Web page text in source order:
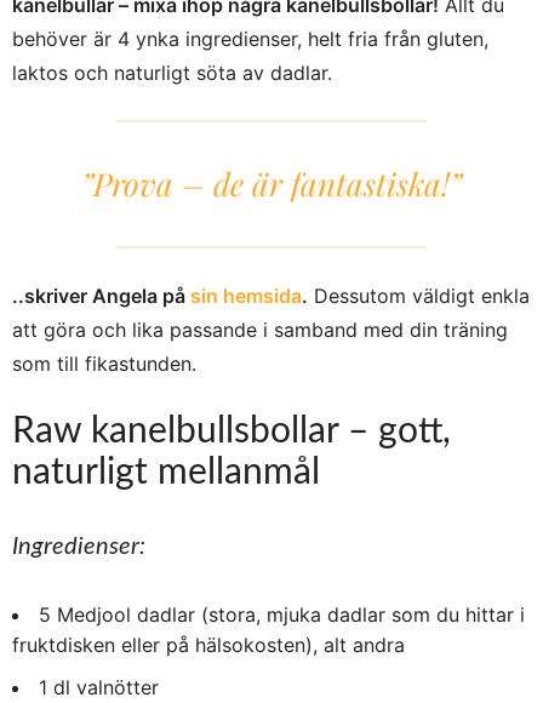
behöver är 4 ynka ingredienser, helt fria från gluten,
laktos och naturligt söta av dadlar.
”Prova – de är fantastiska!”
..skriver Angela på sin hemsida. Dessutom väldigt enkla
att göra och lika passande i samband med din träning
som till fikastunden.
Raw kanelbullsbollar – gott,
naturligt mellanmål
Ingredienser:
5 Medjool dadlar (stora, mjuka dadlar som du hittar i
fruktdisken eller på hälsokosten), alt andra
1 dl valnötter